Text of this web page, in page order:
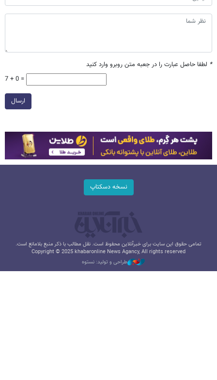
* لطفا حاصل عبارت را در جعبه متن روبرو وارد کنید
7 + 0 =
ارسال
نسخه دسکتاپ
تمامی حقوق این سایت برای خبرآنلاین محفوظ است. نقل مطالب با ذکر منبع بلامانع است.
Copyright © 2025 khabaronline News Agancy, All rights reserved
طراحی و تولید: نستوه